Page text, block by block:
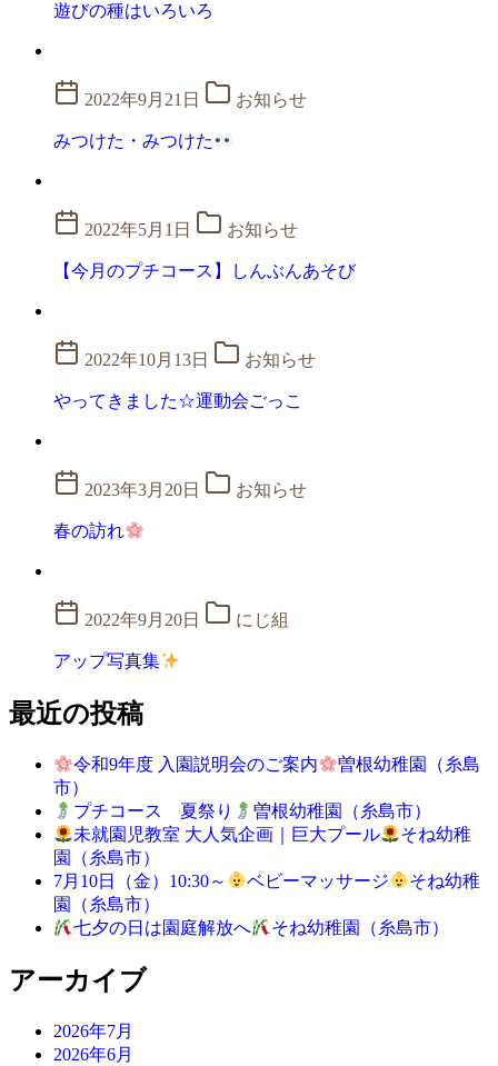
遊びの種はいろいろ
2022年9月21日 お知らせ
みつけた・みつけた
2022年5月1日 お知らせ
【今月のプチコース】しんぶんあそび
2022年10月13日 お知らせ
やってきました☆運動会ごっこ
2023年3月20日 お知らせ
春の訪れ
2022年9月20日 にじ組
アップ写真集
最近の投稿
令和9年度 入園説明会のご案内
曽根幼稚園（糸島
市）
プチコース 夏祭り
曽根幼稚園（糸島市）
未就園児教室 大人気企画｜巨大プール
そね幼稚
園（糸島市）
7月10日（金）10:30～
ベビーマッサージ
そね幼稚
園（糸島市）
七夕の日は園庭解放へ
そね幼稚園（糸島市）
アーカイブ
2026年7月
2026年6月